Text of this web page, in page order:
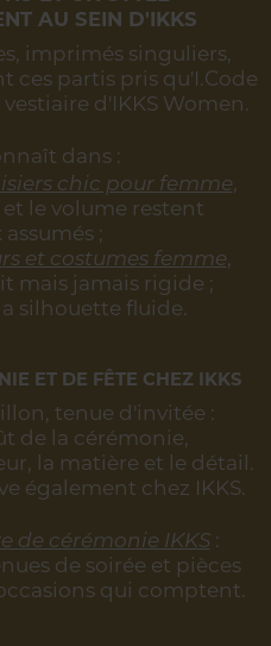
AU SEIN D'IKKS
imprimés singuliers,
ces partis pris qu'I.Code
d'IKKS Women.
dans :
chic pour femme,
le volume restent
;
et costumes femme,
mais jamais rigide ;
silhouette fluide.
ET DE FÊTE CHEZ IKKS
tenue d'invitée :
de la cérémonie,
la matière et le détail.
également chez IKKS.
de cérémonie IKKS:
de soirée et pièces
qui comptent.